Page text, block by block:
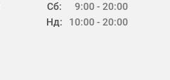
Сб:
Нд:
9:00 - 20:00
10:00 - 20:00